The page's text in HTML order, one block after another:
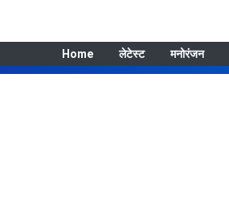
Home लेटेस्ट मनोरंजन